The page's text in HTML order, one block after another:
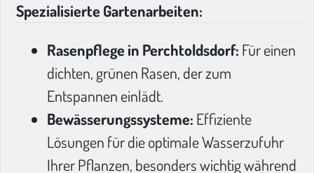
Spezialisierte Gartenarbeiten:
Rasenpflege in Perchtoldsdorf: Für einen
dichten, grünen Rasen, der zum
Entspannen einlädt.
Bewässerungssysteme: Effiziente
Lösungen für die optimale Wasserzufuhr
Ihrer Pflanzen, besonders wichtig während